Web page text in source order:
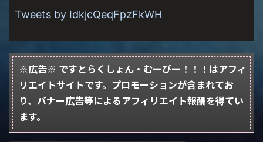
Tweets by IdkjcQeqFpzFkWH
※広告※ ですとらくしょん・むーびー！！！はアフィ
リエイトサイトです。プロモーションが含まれてお
り、バナー広告等によるアフィリエイト報酬を得てい
ます。